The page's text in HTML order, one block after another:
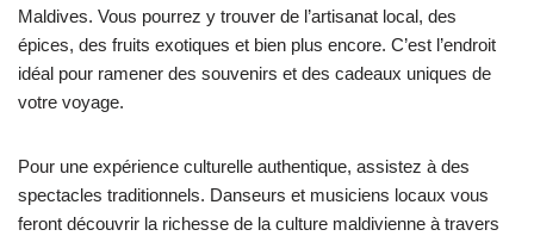
Maldives. Vous pourrez y trouver de l’artisanat local, des
épices, des fruits exotiques et bien plus encore. C’est l’endroit
idéal pour ramener des souvenirs et des cadeaux uniques de
votre voyage.
Pour une expérience culturelle authentique, assistez à des
spectacles traditionnels. Danseurs et musiciens locaux vous
feront découvrir la richesse de la culture maldivienne à travers